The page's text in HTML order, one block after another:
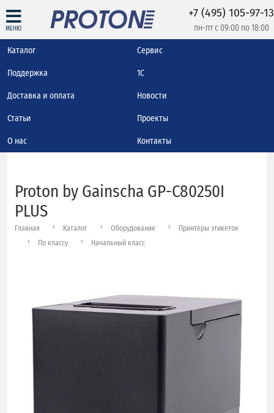
МЕНЮ
+7 (495) 105-97-13
пн-пт с 09:00 по 18:00
Каталог Сервис
Поддержка 1С
Доставка и оплата Новости
Статьи Проекты
О нас Контакты
Proton by Gainscha GP-C80250I
PLUS
Главная Каталог Оборудование
Принтеры этикеток
По классу
Начальный класс